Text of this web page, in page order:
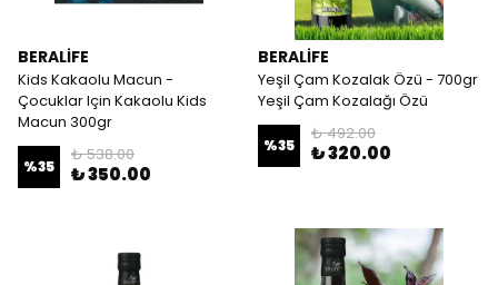
BERALİFE
Kids Kakaolu Macun -
Çocuklar Için Kakaolu Kids
Macun 300gr
%35
₺ 538.00
₺ 350.00
BERALİFE
Yeşil Çam Kozalak Özü - 700gr
Yeşil Çam Kozalağı Özü
%35
₺ 492.00
₺ 320.00